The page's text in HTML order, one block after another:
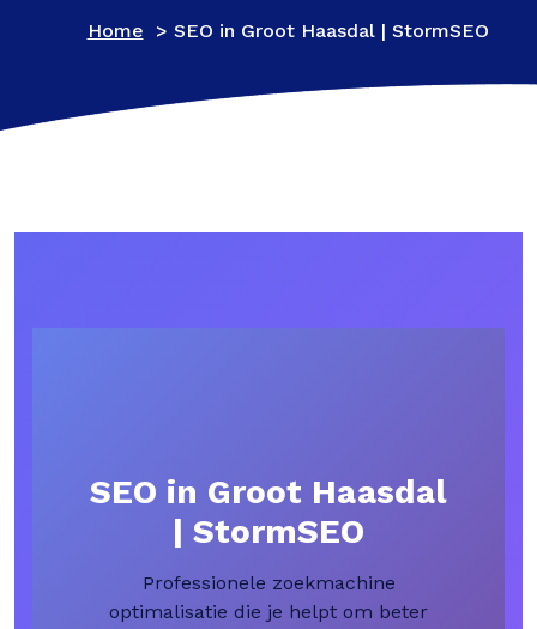
Home > SEO in Groot Haasdal | StormSEO
SEO in Groot Haasdal
| StormSEO
Professionele zoekmachine
optimalisatie die je helpt om beter